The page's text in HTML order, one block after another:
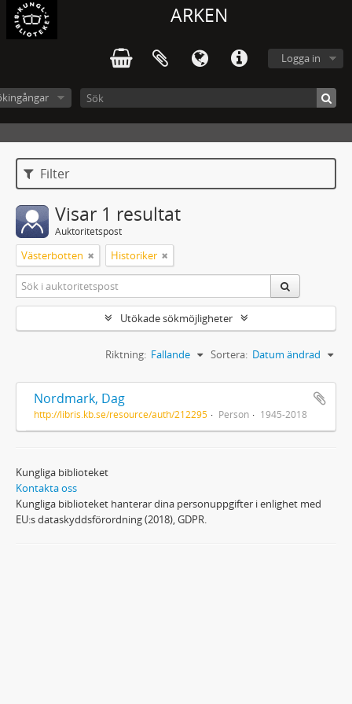
ARKEN
Logga in
Filter
Visar 1 resultat
Auktoritetspost
Västerbotten Historiker
Utökade sökmöjligheter
Sortera: Datum ändrad
Riktning: Fallande
Nordmark, Dag
http://libris.kb.se/resource/auth/212295 Person 1945-2018
Kungliga biblioteket
Kontakta oss
Kungliga biblioteket hanterar dina personuppgifter i enlighet med
EU:s dataskyddsförordning (2018), GDPR.